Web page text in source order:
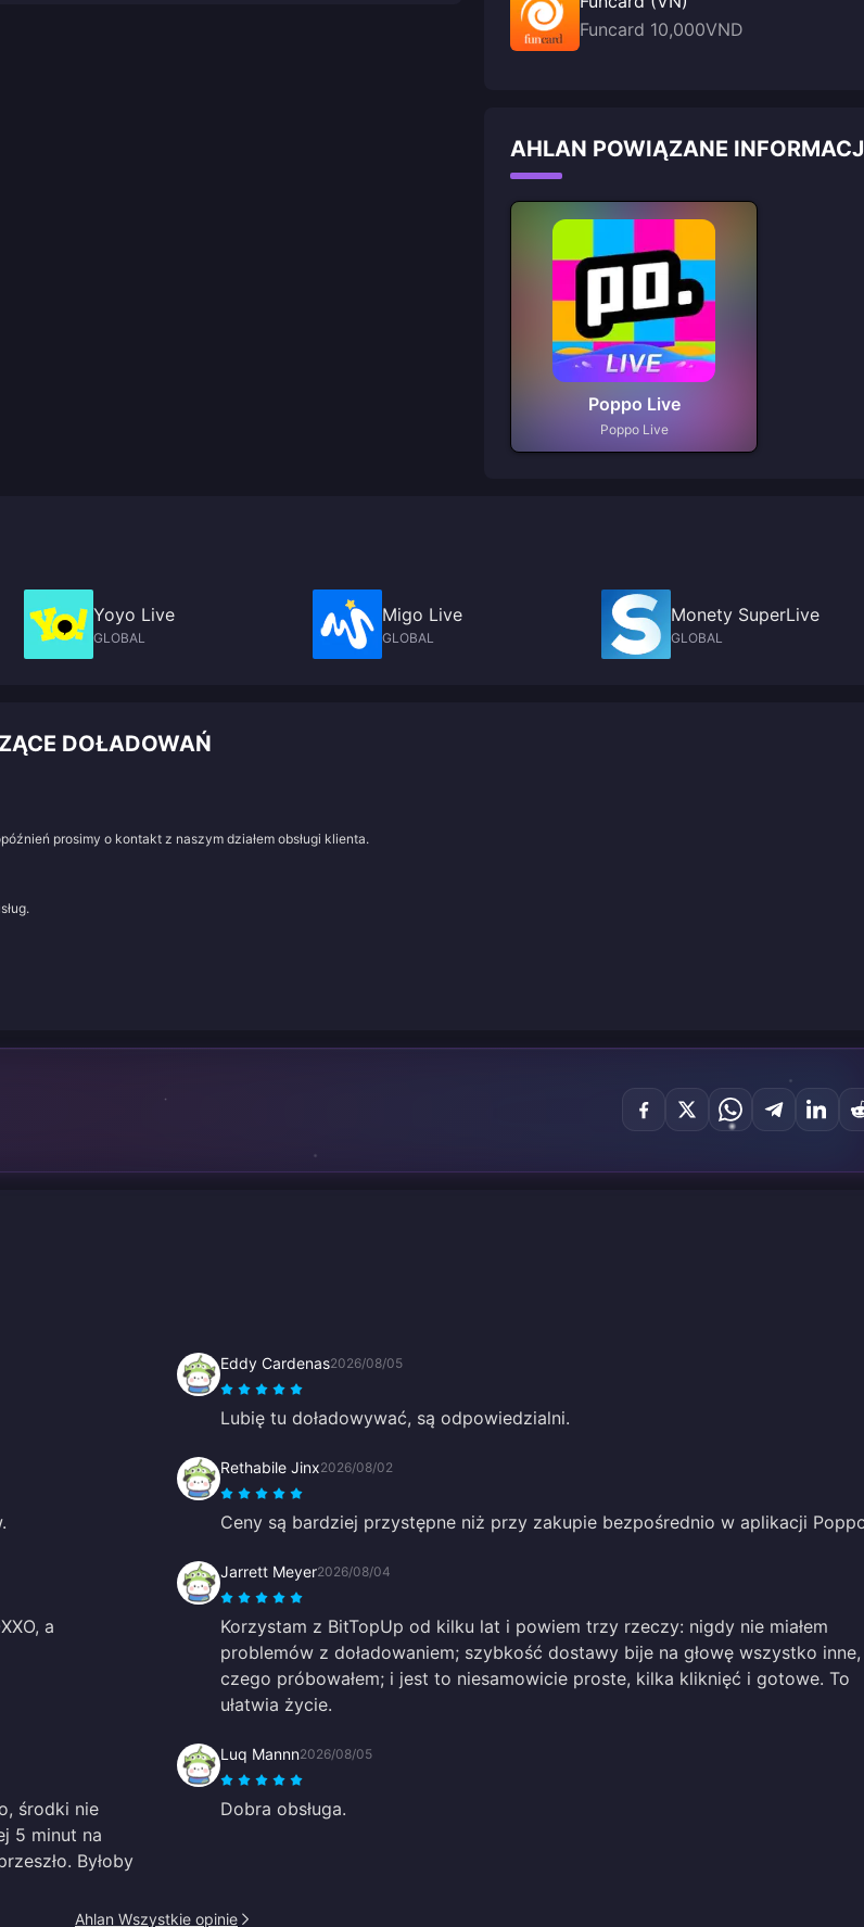
Funcard 10,000VND
AHLAN POWIĄZANE
Poppo Live
Poppo Live
Yoyo Live
GLOBAL
Migo Live
GLOBAL
Monety SuperLive
GLOBAL
DOŁADOWAŃ
prosimy o kontakt z naszym działem obsługi klienta.
Eddy Cardenas2026/08/05
Lubię tu doładowywać, są odpowiedzialni.
Rethabile Jinx2026/08/02
Ceny są bardziej przystępne niż przy zakupie bezpośrednio w aplikacji
a
Jarrett Meyer2026/08/04
Korzystam z BitTopUp od kilku lat i powiem trzy rzeczy: nigdy nie miałem
problemów z doładowaniem; szybkość dostawy bije na głowę wszystko inne,
czego próbowałem; i jest to niesamowicie proste, kilka kliknięć i gotowe. To
ułatwia życie.
środki nie
5 minut na
Byłoby
Luq Mannn2026/08/05
Dobra obsługa.
Ahlan Wszystkie opinie